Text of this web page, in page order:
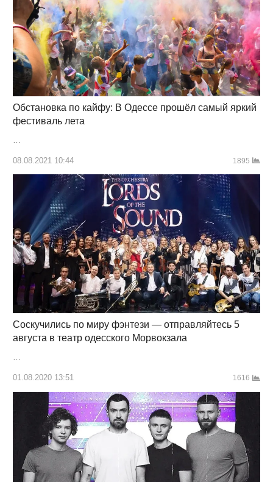
Обстановка по кайфу: В Одессе прошёл самый яркий
фестиваль лета
08.08.2021 10:44 1895
Соскучились по миру фэнтези — отправляйтесь 5
августа в театр одесского Морвокзала
…
01.08.2020 13:51 1616